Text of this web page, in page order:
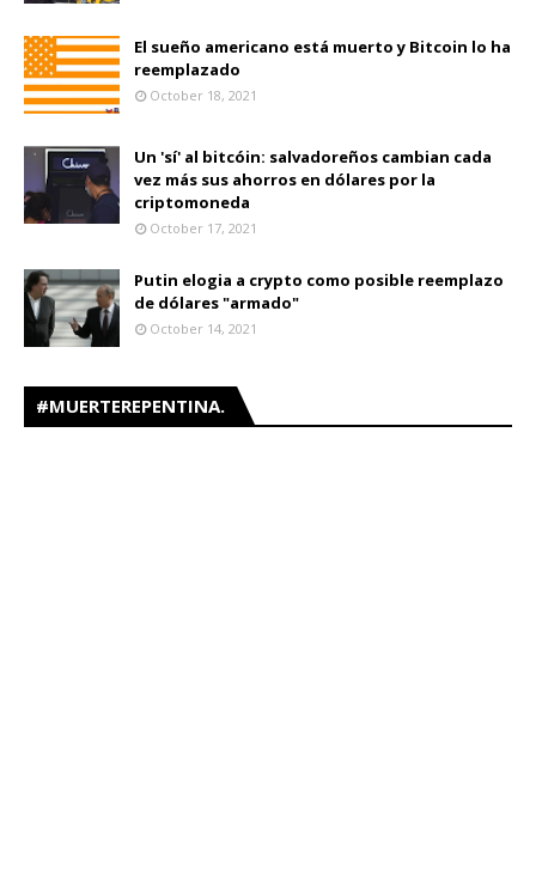
El sueño americano está muerto y Bitcoin lo ha
reemplazado
October 18, 2021
Un 'sí' al bitcóin: salvadoreños cambian cada
vez más sus ahorros en dólares por la
criptomoneda
October 17, 2021
Putin elogia a crypto como posible reemplazo
de dólares "armado"
October 14, 2021
#MUERTEREPENTINA.